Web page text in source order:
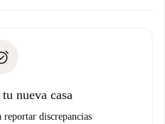
nueva casa
reportar discrepancias